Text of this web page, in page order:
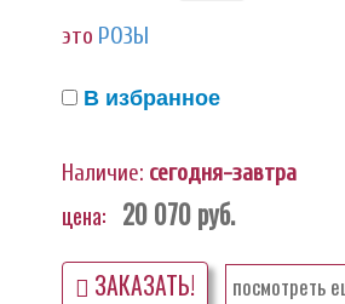
это РОЗЫ
В избранное
Наличие: сегодня-завтра
цена: 20 070руб.
ЗАКАЗАТЬ! посмотреть